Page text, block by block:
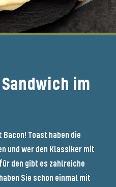
im
Toast haben die
und wer den Klassiker mit
den gibt es zahlreiche
Sie schon einmal mit